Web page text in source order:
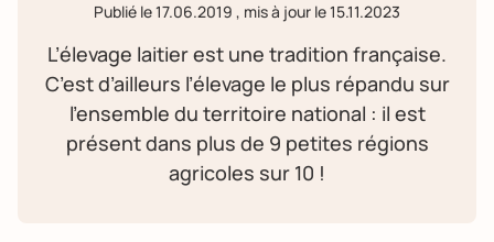
Publié le17.06.2019 , mis à jour le15.11.2023
L’élevage laitier est une tradition française.
C’est d’ailleurs l’élevage le plus répandu sur
l’ensemble du territoire national : il est
présent dans plus de 9 petites régions
agricoles sur 10 !